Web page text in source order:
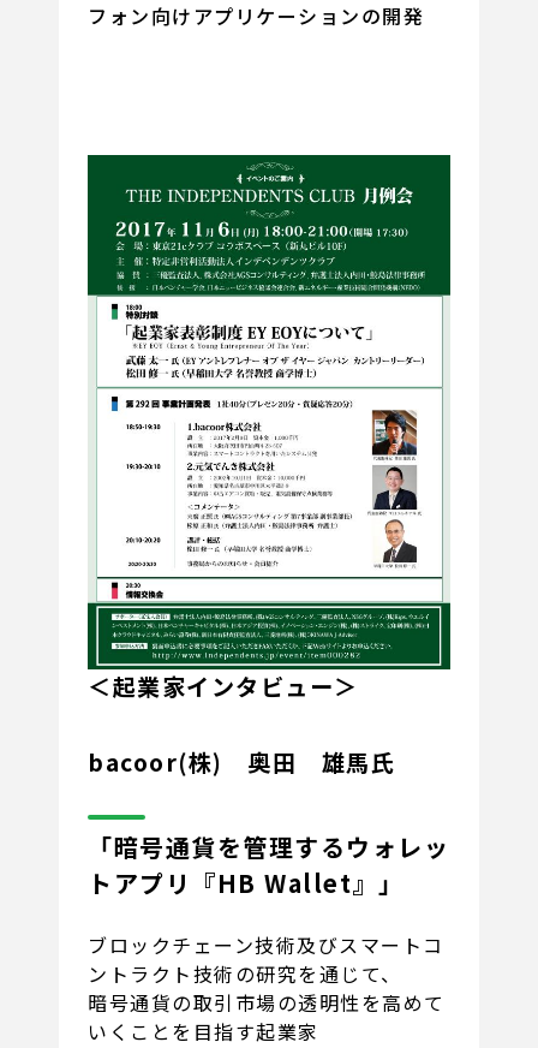
フォン向けアプリケーションの開発
＜起業家インタビュー＞
bacoor(株) 奥田 雄馬氏
「暗号通貨を管理するウォレッ
トアプリ『HB Wallet』」
ブロックチェーン技術及びスマートコ
ントラクト技術の研究を通じて、
暗号通貨の取引市場の透明性を高めて
いくことを目指す起業家